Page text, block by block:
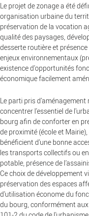
Le projet de zonage a été
organisation urbaine du
préservation de la vocation
qualité des paysages,
desserte routière et
enjeux environnementaux
existence d’opportunités
économique facilement
Le parti pris
concentrer l’essentiel de
bourg afin de conforter en
de proximité (école et
bénéficient d’une bonne
les transports collectifs ou
potable, présence de
Ce choix de développement
préservation des espaces
d’utilisation économe du
du bourg, conformément